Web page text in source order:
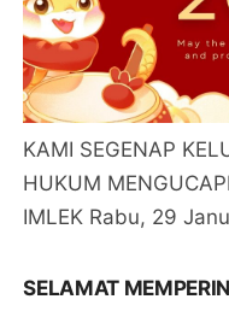
KAMI SEGENAP
HUKUM
IMLEK Rabu, 29
SELAMAT